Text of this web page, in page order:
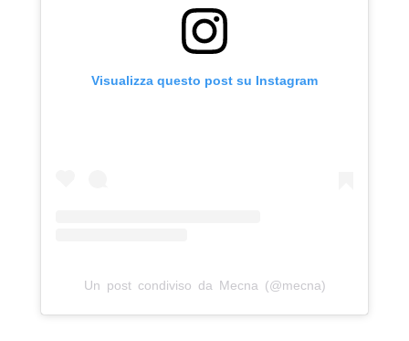
Visualizza questo post su Instagram
Un post condiviso da Mecna (@mecna)